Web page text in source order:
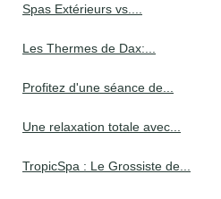
Spas Extérieurs vs....
Les Thermes de Dax:...
Profitez d'une séance de...
Une relaxation totale avec...
TropicSpa : Le Grossiste de...